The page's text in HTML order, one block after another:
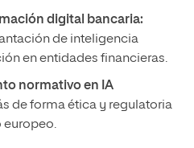
digital bancaria:
de inteligencia
en entidades financieras.
normativo en IA
de forma ética y regulatoria
europeo.